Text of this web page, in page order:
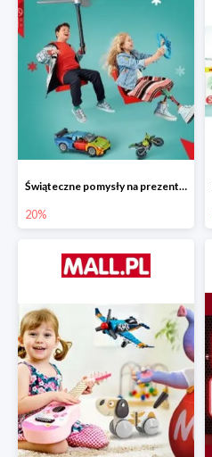
Świąteczne pomysły na prezenty od LEGO w Mall.pl do -20%
20%